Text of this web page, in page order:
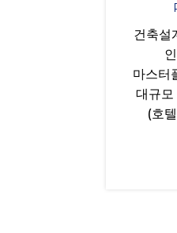
건축설
마스터
대규모
(호